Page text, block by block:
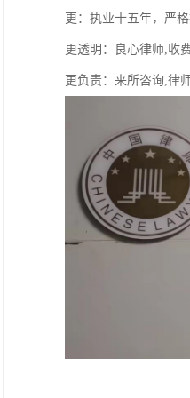
更：执业十五年，严
更透明：良心律师,收
更负责：来所咨询,律